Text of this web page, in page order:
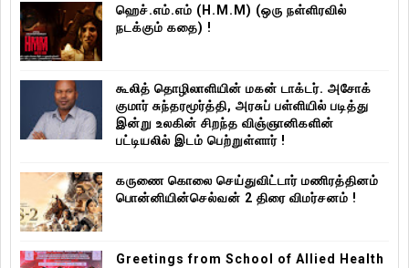
ஹெச்.எம்.எம் (H.M.M) (ஒரு நள்ளிரவில்
நடக்கும் கதை) !
கூலித் தொழிலாளியின் மகன் டாக்டர். அசோக்
குமார் சுந்தரமூர்த்தி, அரசுப் பள்ளியில் படித்து
இன்று உலகின் சிறந்த விஞ்ஞானிகளின்
பட்டியலில் இடம் பெற்றுள்ளார் !
கருணை கொலை செய்துவிட்டார் மணிரத்தினம்
பொன்னியின்செல்வன் 2 திரை விமர்சனம் !
Greetings from School of Allied Health